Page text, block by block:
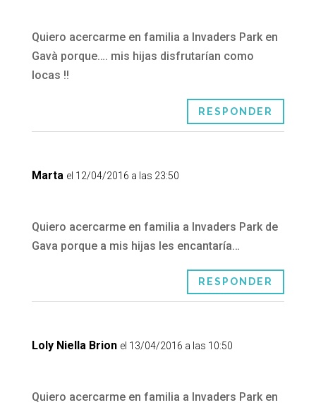
Quiero acercarme en familia a Invaders Park en
Gavà porque…. mis hijas disfrutarían como
locas !!
RESPONDER
Marta el 12/04/2016 a las 23:50
Quiero acercarme en familia a Invaders Park de
Gava porque a mis hijas les encantaría…
RESPONDER
Loly Niella Brion el 13/04/2016 a las 10:50
Quiero acercarme en familia a Invaders Park en